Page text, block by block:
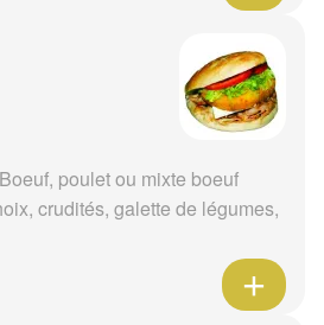
poulet ou mixte boeuf
crudités, galette de légumes,